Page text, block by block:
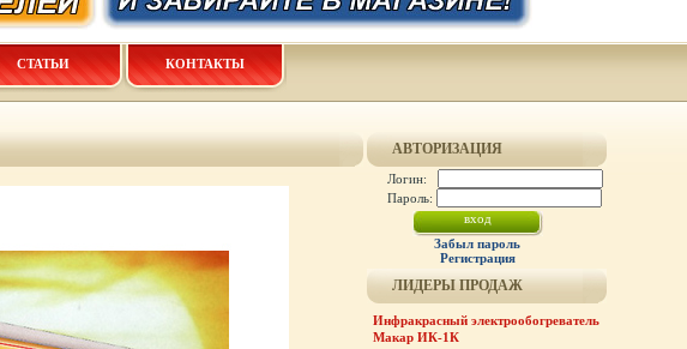
СТАТЬИ КОНТАКТЫ
АВТОРИЗАЦИЯ
Логин:
Пароль:
Забыл пароль
Регистрация
ЛИДЕРЫ ПРОДАЖ
Инфракрасный электрообогреватель
Макар ИК-1К